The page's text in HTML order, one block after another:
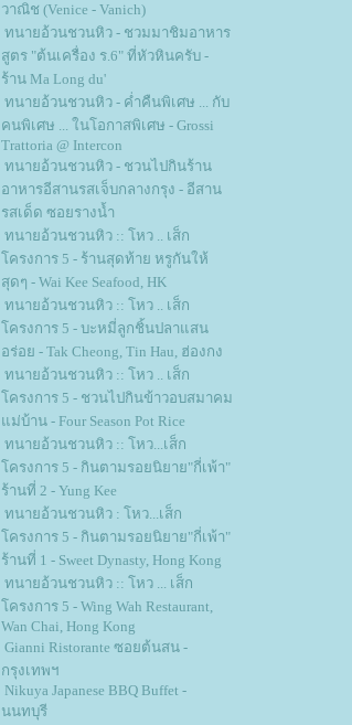
วาณิช (Venice - Vanich)
ทนายอ้วนชวนหิว - ชวมมาชิมอาหาร
สูตร "ต้นเครื่อง ร.6" ที่หัวหินครับ -
ร้าน Ma Long du'
ทนายอ้วนชวนหิว - ค่ำคืนพิเศษ ... กับ
คนพิเศษ ... ในโอกาสพิเศษ - Grossi
Trattoria @ Intercon
ทนายอ้วนชวนหิว - ชวนไปกินร้าน
อาหารอีสานรสเจ็บกลางกรุง - อีสาน
รสเด็ด ซอยรางน้ำ
ทนายอ้วนชวนหิว :: โหว .. เส็ก
ครงการ 5 - ร้านสุดท้าย หรูกันให้
สุดๆ - Wai Kee Seafood, HK
ทนายอ้วนชวนหิว :: โหว .. เส็ก
ครงการ 5 - บะหมี่ลูกชิ้นปลาแสน
อร่อย - Tak Cheong, Tin Hau, ฮ่องกง
ทนายอ้วนชวนหิว :: โหว .. เส็ก
ครงการ 5 - ชวนไปกินข้าวอบสมาคม
ม่บ้าน - Four Season Pot Rice
ทนายอ้วนชวนหิว :: โหว...เส็ก
ครงการ 5 - กินตามรอยนิยาย"กี่เพ้า"
ร้านที่ 2 - Yung Kee
ทนายอ้วนชวนหิว : โหว...เส็ก
ครงการ 5 - กินตามรอยนิยาย"กี่เพ้า"
ร้านที่ 1 - Sweet Dynasty, Hong Kong
ทนายอ้วนชวนหิว :: โหว ... เส็ก
ครงการ 5 - Wing Wah Restaurant,
Wan Chai, Hong Kong
Gianni Ristorante ซอยต้นสน -
กรุงเทพฯ
Nikuya Japanese BBQ Buffet -
นนทบุรี